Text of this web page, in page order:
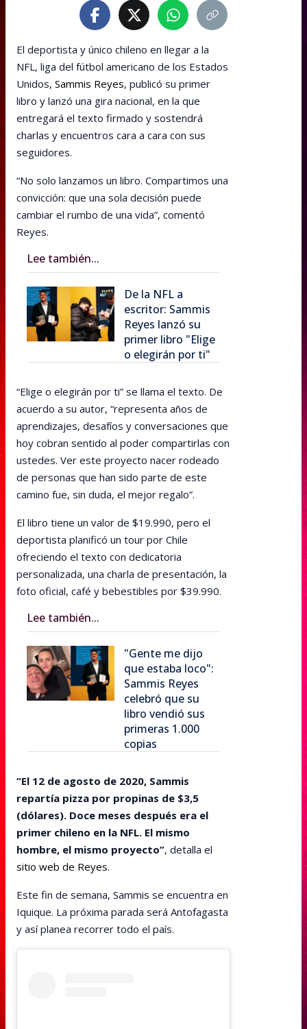
El deportista y único chileno en llegar a la
NFL, liga del fútbol americano de los Estados
Unidos, Sammis Reyes, publicó su primer
libro y lanzó una gira nacional, en la que
entregará el texto firmado y sostendrá
charlas y encuentros cara a cara con sus
seguidores.
“No solo lanzamos un libro. Compartimos una
convicción: que una sola decisión puede
cambiar el rumbo de una vida”, comentó
Reyes.
Lee también...
De la NFL a
escritor: Sammis
Reyes lanzó su
primer libro "Elige
o elegirán por ti"
“Elige o elegirán por ti” se llama el texto. De
acuerdo a su autor, “representa años de
aprendizajes, desafíos y conversaciones que
hoy cobran sentido al poder compartirlas con
ustedes. Ver este proyecto nacer rodeado
de personas que han sido parte de este
camino fue, sin duda, el mejor regalo”.
El libro tiene un valor de $19.990, pero el
deportista planificó un tour por Chile
ofreciendo el texto con dedicatoria
personalizada, una charla de presentación, la
foto oficial, café y bebestibles por $39.990.
Lee también...
"Gente me dijo
que estaba loco":
Sammis Reyes
celebró que su
libro vendió sus
primeras 1.000
copias
“El 12 de agosto de 2020, Sammis
repartía pizza por propinas de $3,5
(dólares). Doce meses después era el
primer chileno en la NFL. El mismo
hombre, el mismo proyecto”, detalla el
sitio web de Reyes.
Este fin de semana, Sammis se encuentra en
Iquique. La próxima parada será Antofagasta
y así planea recorrer todo el país.